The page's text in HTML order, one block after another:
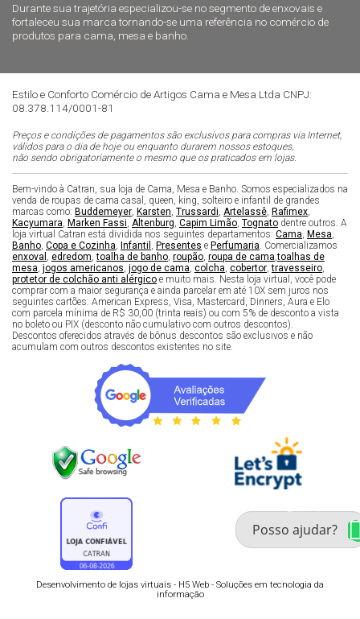
Durante sua trajetória especializou-se no segmento de enxovais e
fortaleceu sua marca tornando-se uma referência no comércio de
produtos para cama, mesa e banho.
Estilo e Conforto Comércio de Artigos Cama e Mesa Ltda CNPJ:
08.378.114/0001-81
Preços e condições de pagamentos são exclusivos para compras via Internet,
válidos para o dia de hoje ou enquanto durarem nossos estoques,
não sendo obrigatoriamente o mesmo que os praticados em lojas.
Bem-vindo à Catran, sua loja de Cama, Mesa e Banho. Somos especializados na
venda de roupas de cama casal, queen, king, solteiro e infantil de grandes
marcas como: Buddemeyer, Karsten, Trussardi, Artelassê, Rafimex,
Kacyumara, Marken Fassi, Altenburg, Capim Limão, Tognato dentre outros. A
loja virtual Catran está dividida nos seguintes departamentos: Cama, Mesa,
Banho, Copa e Cozinha, Infantil , Presentes e Perfumaria. Comercializamos
enxoval , edredom,toalha de banho, roupão, roupa de cama,toalhas de
mesa, jogos americanos, jogo de cama, colcha, cobertor,travesseiro,
protetor de colchão anti alérgico e muito mais. Nesta loja virtual, você pode
comprar com a maior segurança e ainda parcelar em até 10X sem juros nos
seguintes cartões: American Express, Visa, Mastercard, Dinners, Aura e Elo
com parcela mínima de R$ 30,00 (trinta reais) ou com 5% de desconto a vista
no boleto ou PIX (desconto não cumulativo com outros descontos).
Descontos oferecidos através de bônus descontos são exclusivos e não
acumulam com outros descontos existentes no site.
Desenvolvimento de lojas virtuais - H5 Web - Soluções em tecnologia da
informação
Fale com um especialista
enxoval